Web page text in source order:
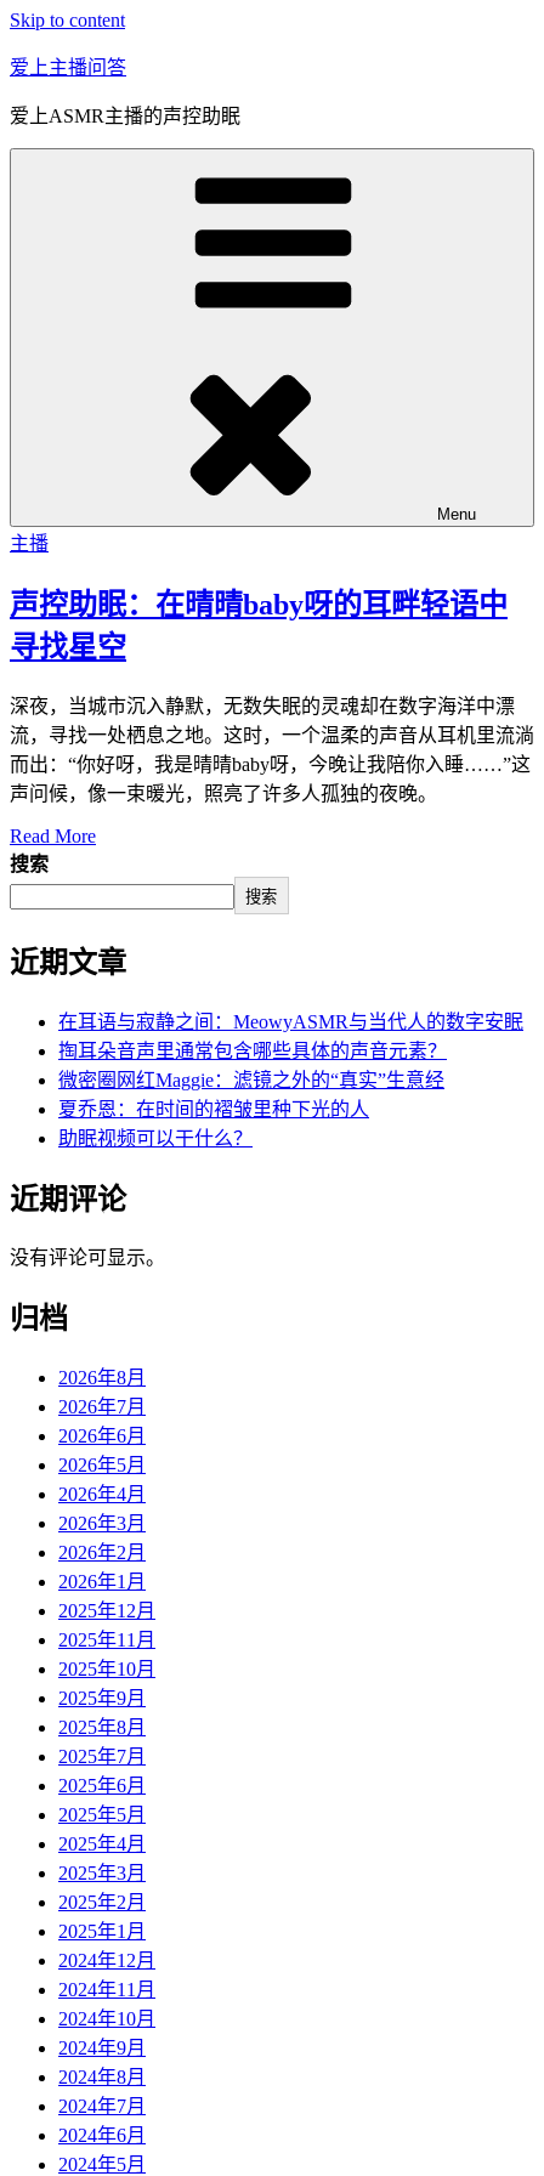
Skip to content
爱上主播问答
爱上ASMR主播的声控助眠
Menu
主播
声控助眠：在晴晴baby呀的耳畔轻语中
寻找星空
深夜，当城市沉入静默，无数失眠的灵魂却在数字海洋中漂
流，寻找一处栖息之地。这时，一个温柔的声音从耳机里流淌
而出：“你好呀，我是晴晴baby呀，今晚让我陪你入睡……”这
声问候，像一束暖光，照亮了许多人孤独的夜晚。
Read More
搜索
搜索
近期文章
在耳语与寂静之间：MeowyASMR与当代人的数字安眠
掏耳朵音声里通常包含哪些具体的声音元素？
微密圈网红Maggie：滤镜之外的“真实”生意经
夏乔恩：在时间的褶皱里种下光的人
助眠视频可以干什么？
近期评论
没有评论可显示。
归档
2026年8月
2026年7月
2026年6月
2026年5月
2026年4月
2026年3月
2026年2月
2026年1月
2025年12月
2025年11月
2025年10月
2025年9月
2025年8月
2025年7月
2025年6月
2025年5月
2025年4月
2025年3月
2025年2月
2025年1月
2024年12月
2024年11月
2024年10月
2024年9月
2024年8月
2024年7月
2024年6月
2024年5月